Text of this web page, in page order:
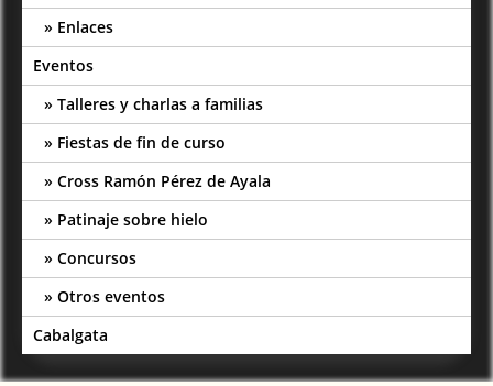
Enlaces
Eventos
Talleres y charlas a familias
Fiestas de fin de curso
Cross Ramón Pérez de Ayala
Patinaje sobre hielo
Concursos
Otros eventos
Cabalgata